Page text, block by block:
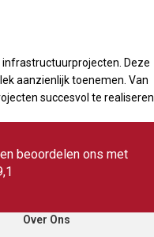
Deze
aanzienlijk toenemen. Van
succesvol te realiseren.
beoordelen ons met
Over Ons